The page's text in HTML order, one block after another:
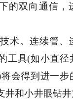
的双向通信，
术。连续管、
工具(如小直径
会得到进一步
井和小井眼钻